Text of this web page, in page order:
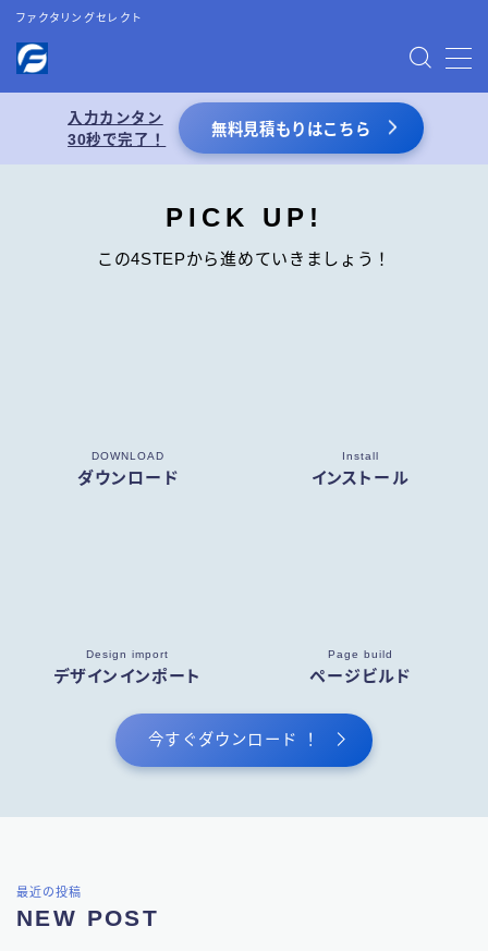
ファクタリングセレクト
MENU
お問い合わせ
プライバシーポリシー
特定商取引法表記
近畿地方のファクタリング会社
九州地方のファクタリング会社
中部地方・東海地方のファクタリング会社
入力カンタン
30秒で完了！
無料見積もりはこちら
PICK UP!
この4STEPから進めていきましょう！
DOWNLOAD
ダウンロード
Install
インストール
Design import
デザインインポート
Page build
ページビルド
今すぐダウンロード ！
最近の投稿
NEW POST